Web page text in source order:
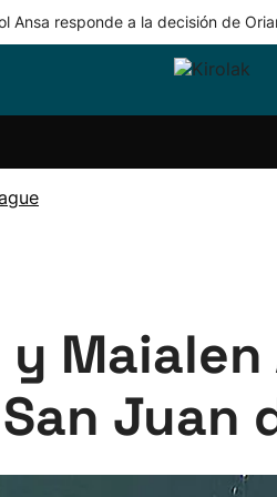
Ansa responde a la decisión de
Equipos
Juan